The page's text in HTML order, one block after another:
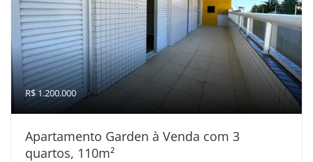
R$ 1.200.000
Apartamento Garden à Venda com 3
quartos, 110m²